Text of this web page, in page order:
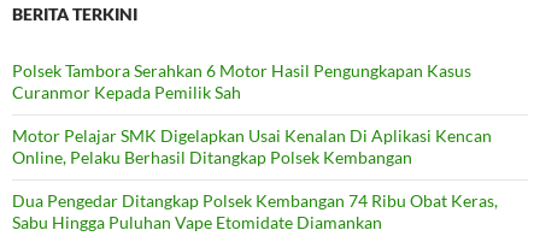
BERITA TERKINI
Polsek Tambora Serahkan 6 Motor Hasil Pengungkapan Kasus
Curanmor Kepada Pemilik Sah
Motor Pelajar SMK Digelapkan Usai Kenalan Di Aplikasi Kencan
Online, Pelaku Berhasil Ditangkap Polsek Kembangan
Dua Pengedar Ditangkap Polsek Kembangan 74 Ribu Obat Keras,
Sabu Hingga Puluhan Vape Etomidate Diamankan